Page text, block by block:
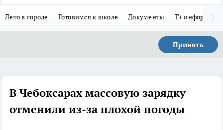
Лето в городе Готовимся к школе Документы Т+
Принять
В Чебоксарах массовую зарядку
отменили из-за плохой погоды